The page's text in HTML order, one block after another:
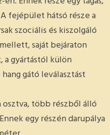
fejépület hátsó része a
szociális és kiszolgáló
saját bejáraton
gyártástól külön
gátó leválasztást
több részből álló
egy részén darupálya